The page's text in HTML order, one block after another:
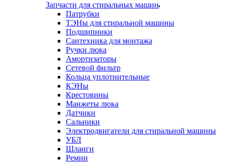
Запчасти для стиральных машин
Патрубки
ТЭНы для стиральной машины
Подшипники
Сантехника для монтажа
Ручки люка
Амортизаторы
Сетевой фильтр
Кольца уплотнительные
КЭНы
Крестовины
Манжеты люка
Датчики
Сальники
Электродвигатели для стиральной машины
УБЛ
Шланги
Ремни